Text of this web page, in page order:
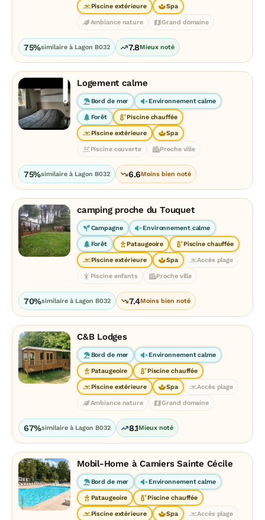
Piscine extérieure Spa
Ambiance nature Grand domaine
75%similaire à Lagon B032 7.8Mieux noté
Logement calme
Bord de mer Environnement calme
Forêt Piscine chauffée
Piscine extérieure Spa
Piscine couverte Proche ville
75%similaire à Lagon B032 6.6Moins bien noté
camping proche du Touquet
Campagne Environnement calme
Forêt Pataugeoire Piscine chauffée
Piscine extérieure Spa Accès plage
Piscine enfants Proche ville
70%similaire à Lagon B032 7.4Moins bien noté
C&B Lodges
Bord de mer Environnement calme
Pataugeoire Piscine chauffée
Piscine extérieure Spa Accès plage
Ambiance nature Grand domaine
67%similaire à Lagon B032 8.1Mieux noté
Mobil-Home à Camiers Sainte Cécile
Bord de mer Environnement calme
Pataugeoire Piscine chauffée
Piscine extérieure Spa Accès plage